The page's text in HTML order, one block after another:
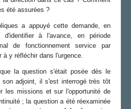
été assurées ?
a appuyé cette demande, en
d'identifier à l'avance, en période
de fonctionnement service par
à y réfléchir dans l'urgence.
la question s'était posée dès le
adjoint, il s'est interrogé très tôt
les missions et sur l'opportunité de
; la question a été réexaminée